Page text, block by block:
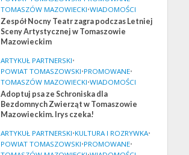
TOMASZÓW MAZOWIECKI•WIADOMOŚCI
Zespół Nocny Teatr zagra podczas Letniej
Sceny Artystycznej w Tomaszowie
Mazowieckim
ARTYKUŁ PARTNERSKI•
POWIAT TOMASZOWSKI•PROMOWANE•
TOMASZÓW MAZOWIECKI•WIADOMOŚCI
Adoptuj psa ze Schroniska dla
Bezdomnych Zwierząt w Tomaszowie
Mazowieckim. Irys czeka!
ARTYKUŁ PARTNERSKI•KULTURA I ROZRYWKA•
POWIAT TOMASZOWSKI•PROMOWANE•